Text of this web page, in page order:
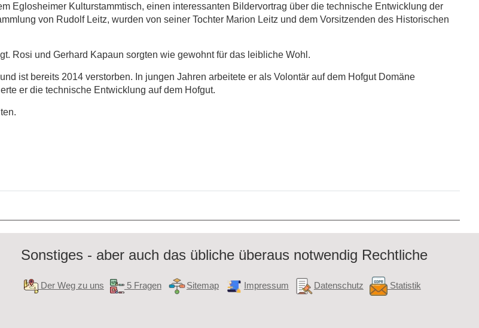
Eglosheimer Kulturstammtisch, einen interessanten Bildervortrag über die technische Entwicklung der
von Rudolf Leitz, wurden von seiner Tochter Marion Leitz und dem Vorsitzenden des Historischen
Rosi und Gerhard Kapaun sorgten wie gewohnt für das leibliche Wohl.
ist bereits 2014 verstorben. In jungen Jahren arbeitete er als Volontär auf dem Hofgut Domäne
er die technische Entwicklung auf dem Hofgut.
Sonstiges - aber auch das übliche überaus notwendig Rechtliche
Der Weg zu uns 5 Fragen Sitemap Impressum Datenschutz Statistik